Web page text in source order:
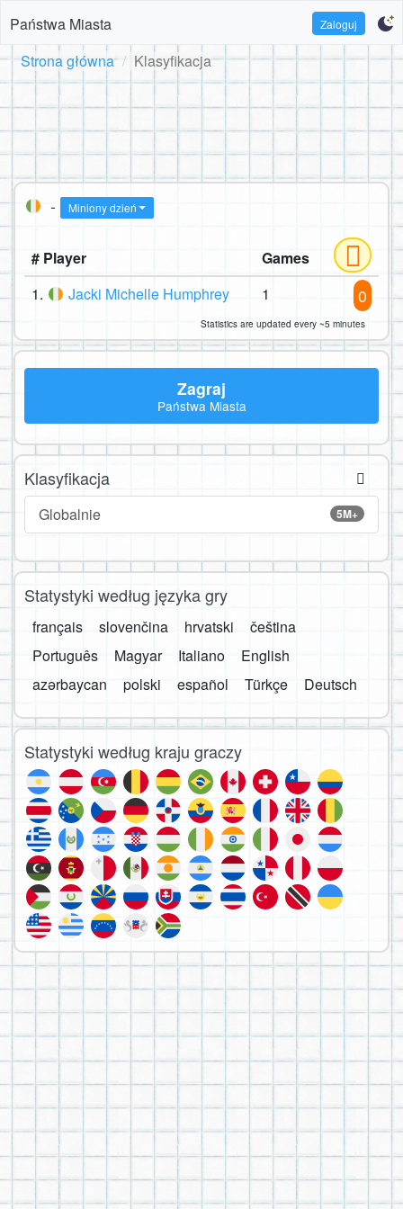
Państwa Miasta Zaloguj
Strona główna Klasyfikacja
- Miniony dzień
# Player
Games
1.
Jacki Michelle Humphrey 1 0
Statistics are updated every ~5 minutes
Zagraj
Państwa Miasta
Klasyfikacja
5M+
Globalnie
Statystyki według języka gry
français slovenčina hrvatski
čeština
Português
Magyar Italiano
English
azərbaycan
polski español Türkçe Deutsch
Statystyki według kraju graczy